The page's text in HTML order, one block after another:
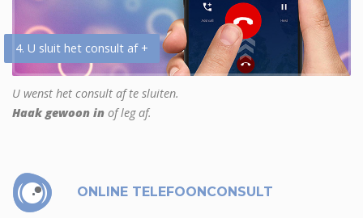
4. U sluit het consult af +
U wenst het consult af te sluiten.
Haak gewoon in of leg af.
ONLINE TELEFOONCONSULT